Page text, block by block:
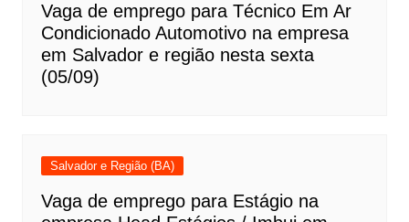
Vaga de emprego para Técnico Em Ar
Condicionado Automotivo na empresa
em Salvador e região nesta sexta
(05/09)
Salvador e Região (BA)
Vaga de emprego para Estágio na